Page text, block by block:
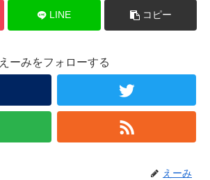
LINE コピー
えーみをフォローする
えーみ